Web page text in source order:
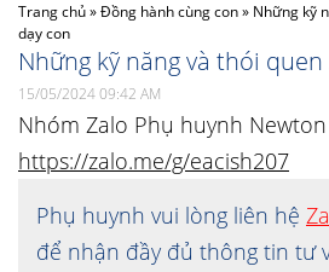
Trang chủ»Đồng hành cùng con» Những kỹ
dạy con
Những kỹ năng và thói
15/05/2024 09:42 AM
Nhóm Zalo Phụ huynh Newton
https://zalo.me/g/eacish207
Phụ huynh vui lòng liên hệ
để nhận đầy đủ thông tin tư